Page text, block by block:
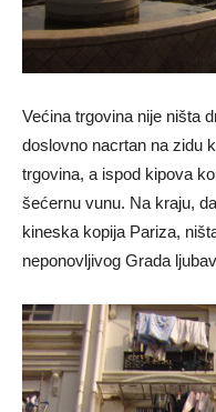
Većina trgovina nije ništa
doslovno nacrtan na zidu
trgovina, a ispod kipova
šećernu vunu. Na kraju,
kineska kopija Pariza,
neponovljivog Grada